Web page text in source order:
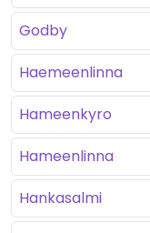
Godby
Haemeenlinna
Hameenkyro
Hameenlinna
Hankasalmi